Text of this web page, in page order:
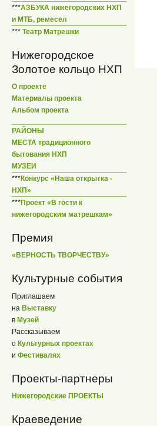
***АЗБУКА нижегородских НХП
и МТБ, ремесел
*** Театр Матрешки
Нижегородское
Золотое кольцо НХП
О проекте
Материалы проекта
Альбом проекта
РАЙОНЫ
МЕСТА традиционного
бытования НХП
МУЗЕИ
***Конкурс «Наша открытка -
НХП»
***Проект «В гости к
нижегородским матрешкам»
Премия
«ВЕРНОСТЬ ТВОРЧЕСТВУ»
Культурные события
Приглашаем
на Выставку
в Музей
Рассказываем
о Культурных проектах
и Фестивалях
Проекты-партнеры
Нижегородские ПРОЕКТЫ
Краеведение